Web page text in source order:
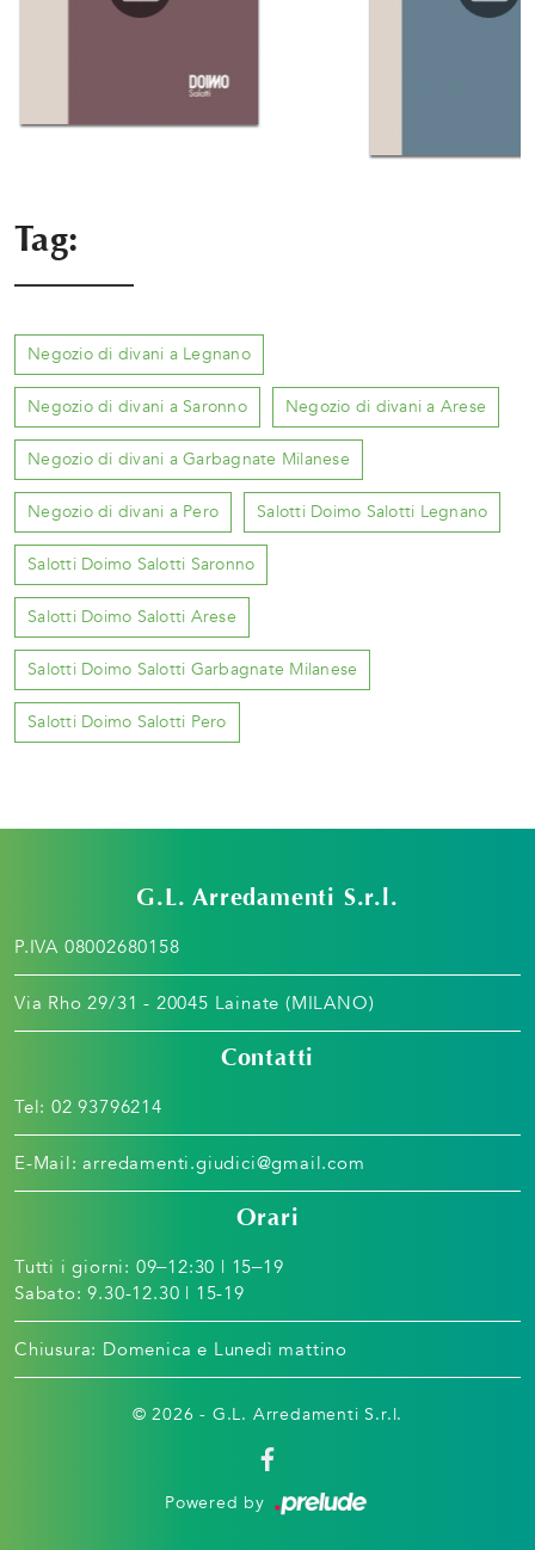
Tag:
Negozio di divani a Legnano
Negozio di divani a Saronno Negozio di divani a Arese
Negozio di divani a Garbagnate Milanese
Negozio di divani a Pero Salotti Doimo Salotti Legnano
Salotti Doimo Salotti Saronno
Salotti Doimo Salotti Arese
Salotti Doimo Salotti Garbagnate Milanese
Salotti Doimo Salotti Pero
G.L. Arredamenti S.r.l.
P.IVA 08002680158
Via Rho 29/31 - 20045 Lainate (MILANO)
Contatti
Tel: 02 93796214
E-Mail: arredamenti.giudici@gmail.com
Orari
Tutti i giorni: 09–12:30 | 15–19
Sabato: 9.30-12.30 | 15-19
Chiusura: Domenica e Lunedì mattino
© 2026 - G.L. Arredamenti S.r.l.
Powered by